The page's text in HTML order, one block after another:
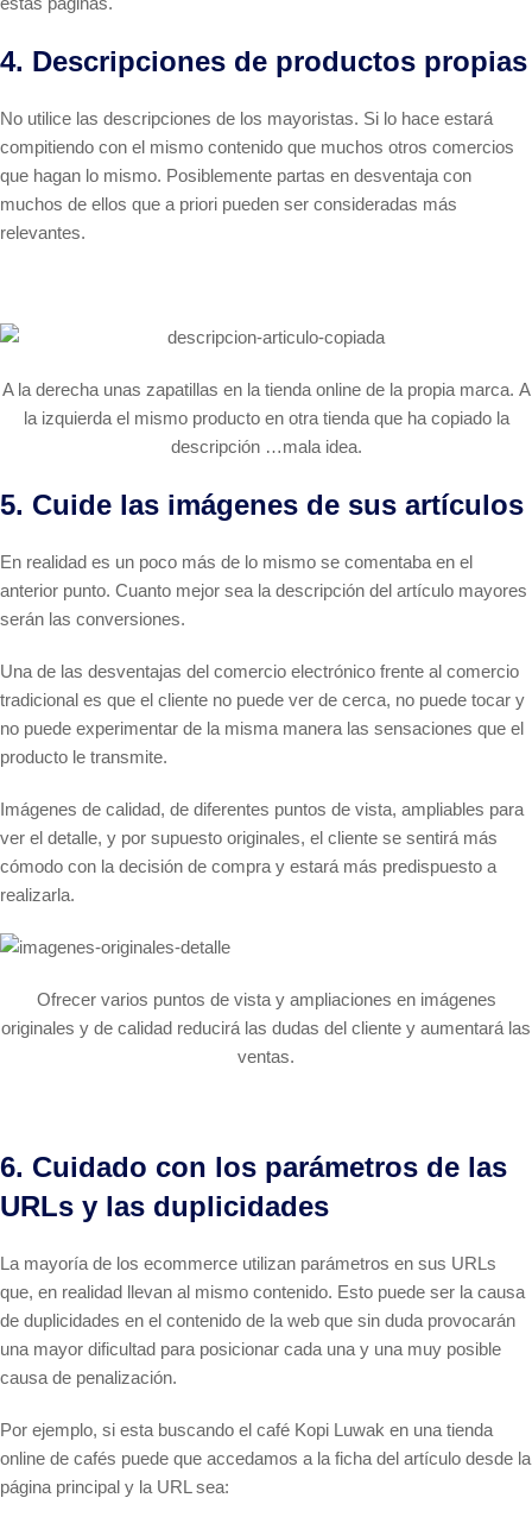
4. Descripciones de productos propias
No utilice las descripciones de los mayoristas. Si lo hace estará
compitiendo con el mismo contenido que muchos otros comercios
que hagan lo mismo. Posiblemente partas en desventaja con
muchos de ellos que a priori pueden ser consideradas más
relevantes.
A la derecha unas zapatillas en la tienda online de la propia marca. A
la izquierda el mismo producto en otra tienda que ha copiado la
descripción …mala idea.
5. Cuide las imágenes de sus artículos
En realidad es un poco más de lo mismo se comentaba en el
anterior punto. Cuanto mejor sea la descripción del artículo mayores
serán las conversiones.
Una de las desventajas del comercio electrónico frente al comercio
tradicional es que el cliente no puede ver de cerca, no puede tocar y
no puede experimentar de la misma manera las sensaciones que el
producto le transmite.
Imágenes de calidad, de diferentes puntos de vista, ampliables para
ver el detalle, y por supuesto originales, el cliente se sentirá más
cómodo con la decisión de compra y estará más predispuesto a
realizarla.
Ofrecer varios puntos de vista y ampliaciones en imágenes
originales y de calidad reducirá las dudas del cliente y aumentará las
ventas.
6. Cuidado con los parámetros de las
URLs y las duplicidades
La mayoría de los ecommerce utilizan parámetros en sus URLs
que, en realidad llevan al mismo contenido. Esto puede ser la causa
de duplicidades en el contenido de la web que sin duda provocarán
una mayor dificultad para posicionar cada una y una muy posible
causa de penalización.
Por ejemplo, si esta buscando el café Kopi Luwak en una tienda
online de cafés puede que accedamos a la ficha del artículo desde la
página principal y la URL sea: